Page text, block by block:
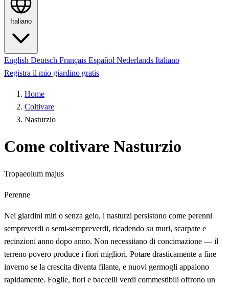
Italiano
English Deutsch Français Español Nederlands Italiano
Registra il mio giardino gratis
Home
Coltivare
Nasturzio
Come coltivare Nasturzio
Tropaeolum majus
Perenne
Nei giardini miti o senza gelo, i nasturzi persistono come perenni
sempreverdi o semi-sempreverdi, ricadendo su muri, scarpate e
recinzioni anno dopo anno. Non necessitano di concimazione — il
terreno povero produce i fiori migliori. Potare drasticamente a fine
inverno se la crescita diventa filante, e nuovi germogli appaiono
rapidamente. Foglie, fiori e baccelli verdi commestibili offrono un